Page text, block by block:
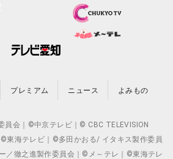
プレミアム ニュース よみもの
員会｜©中京テレビ｜© CBC TELEVISION
東海テレビ｜©多田かおる/ イタキス製作委員
／徹之進製作委員会｜©メ～テレ｜©東海テレ